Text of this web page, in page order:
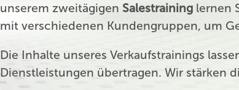
unserem zweitägigenSalestraining lernen
mit verschiedenen Kundengruppen, um
Die Inhalte unseres Verkaufstrainings
Dienstleistungen übertragen. Wir stärken